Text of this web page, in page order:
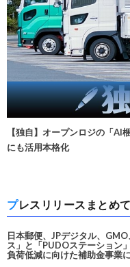
【独自】オープンロジの「AI
にも活用本格化
プレスリリースまとめ
日本郵便、JPデジタル、
ス」と「PUDOステーション
負荷低減に向けた補助金事業